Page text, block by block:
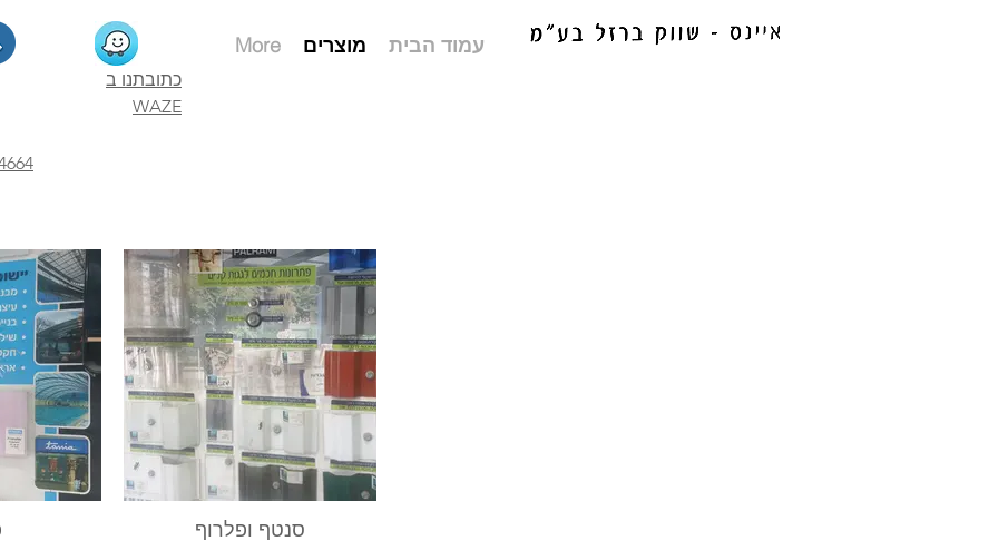
כתובתנו ב
WAZE
עמוד הבית מוצרים More
סנטף ופלרוף